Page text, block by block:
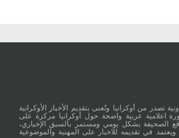
تصدر من أوكرانيا وتُعنى بتقديم الأخبار الأوكرانية
اعلامية عربية واضحة حول أوكرانيا مركزة على
الصحيفة بشكل يومي ومستمر بالسبق الإخباري،
في تقديمه للاخبار على المهنية والموضوعية